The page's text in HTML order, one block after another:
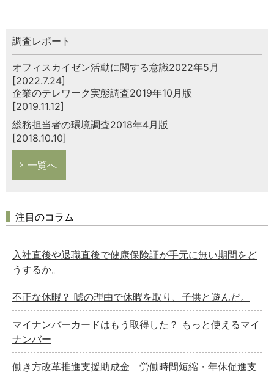
調査レポート
オフィスカイゼン活動に関する意識2022年5月
[2022.7.24]
企業のテレワーク実態調査2019年10月版
[2019.11.12]
総務担当者の環境調査2018年4月版
[2018.10.10]
一覧へ
注目のコラム
入社直後や退職直後で健康保険証が手元に無い期間をど
うするか。
不正な休暇？ 嘘の理由で休暇を取り、子供と遊んだ。
マイナンバーカードはもう取得した？ もっと使えるマイ
ナンバー
働き方改革推進支援助成金 労働時間短縮・年休促進支